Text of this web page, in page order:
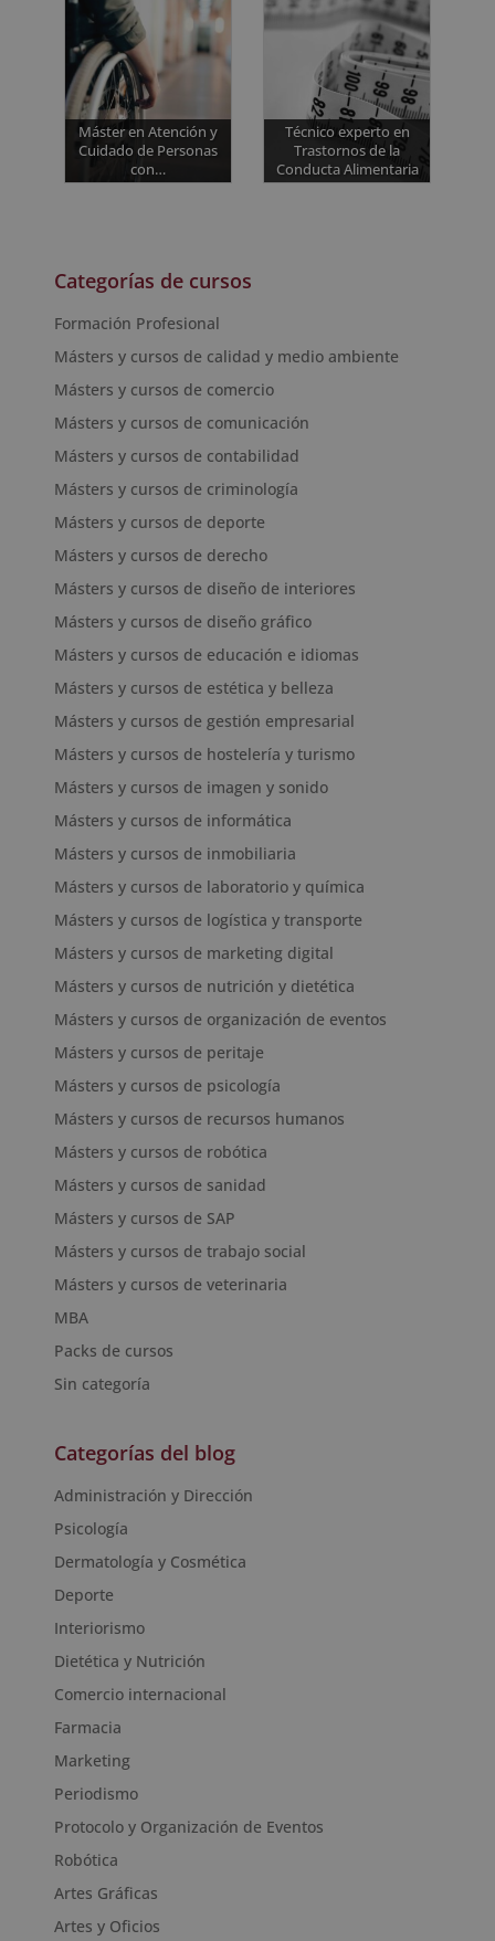
Máster en Atención y
Cuidado de Personas
con…
Técnico experto en
Trastornos de la
Conducta Alimentaria
Categorías de cursos
Formación Profesional
Másters y cursos de calidad y medio ambiente
Másters y cursos de comercio
Másters y cursos de comunicación
Másters y cursos de contabilidad
Másters y cursos de criminología
Másters y cursos de deporte
Másters y cursos de derecho
Másters y cursos de diseño de interiores
Másters y cursos de diseño gráfico
Másters y cursos de educación e idiomas
Másters y cursos de estética y belleza
Másters y cursos de gestión empresarial
Másters y cursos de hostelería y turismo
Másters y cursos de imagen y sonido
Másters y cursos de informática
Másters y cursos de inmobiliaria
Másters y cursos de laboratorio y química
Másters y cursos de logística y transporte
Másters y cursos de marketing digital
Másters y cursos de nutrición y dietética
Másters y cursos de organización de eventos
Másters y cursos de peritaje
Másters y cursos de psicología
Másters y cursos de recursos humanos
Másters y cursos de robótica
Másters y cursos de sanidad
Másters y cursos de SAP
Másters y cursos de trabajo social
Másters y cursos de veterinaria
MBA
Packs de cursos
Sin categoría
Categorías del blog
Administración y Dirección
Psicología
Dermatología y Cosmética
Deporte
Interiorismo
Dietética y Nutrición
Comercio internacional
Farmacia
Marketing
Periodismo
Protocolo y Organización de Eventos
Robótica
Artes Gráficas
Artes y Oficios